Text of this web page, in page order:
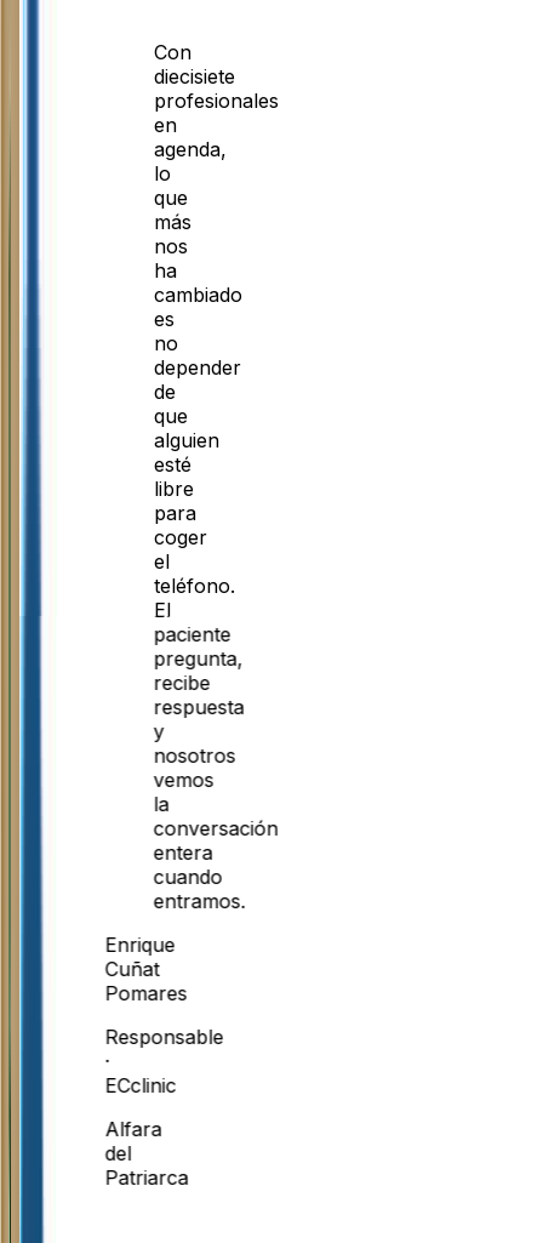
Con
diecisiete
profesionales
en
agenda,
lo
que
más
nos
ha
cambiado
es
no
depender
de
que
alguien
esté
libre
para
coger
el
teléfono.
El
paciente
pregunta,
recibe
respuesta
y
nosotros
vemos
la
conversación
entera
cuando
entramos.
Enrique
Cuñat
Pomares
Responsable
·
ECclinic
Alfara
del
Patriarca